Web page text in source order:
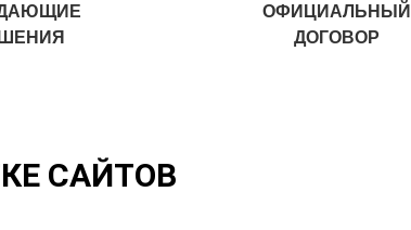
ОФИЦИАЛЬНЫЙ
ДОГОВОР
САЙТОВ